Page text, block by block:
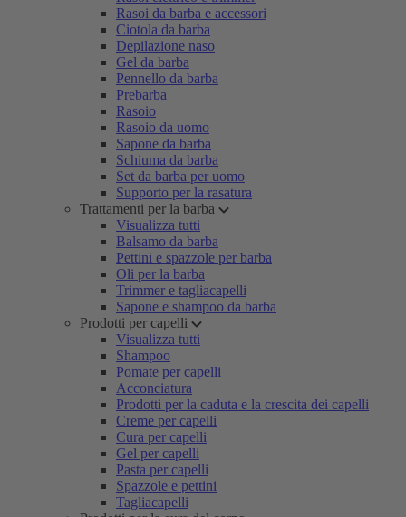
Rasoi da barba e accessori
Ciotola da barba
Depilazione naso
Gel da barba
Pennello da barba
Prebarba
Rasoio
Rasoio da uomo
Sapone da barba
Schiuma da barba
Set da barba per uomo
Supporto per la rasatura
Trattamenti per la barba
Visualizza tutti
Balsamo da barba
Pettini e spazzole per barba
Oli per la barba
Trimmer e tagliacapelli
Sapone e shampoo da barba
Prodotti per capelli
Visualizza tutti
Shampoo
Pomate per capelli
Acconciatura
Prodotti per la caduta e la crescita dei capelli
Creme per capelli
Cura per capelli
Gel per capelli
Pasta per capelli
Spazzole e pettini
Tagliacapelli